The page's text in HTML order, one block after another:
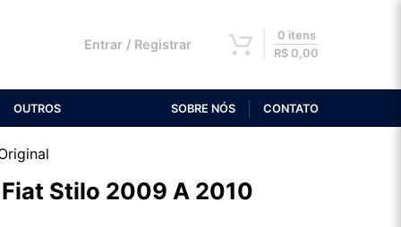
Entrar / Registrar
0 itens
R$ 0,00
OUTROS SOBRE NÓS CONTATO
Stilo 2009 A 2010